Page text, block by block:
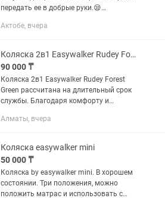
передать ее в добрые руки.😪
взмахом руки.очень легко
Актобе, вчера
Коляска 2в1 Easywalker Rudey Forest Green
90 000 ₸
Коляска 2в1 Easywalker Rudey Forest
Green рассчитана на длительный срок
службы. Благодаря комфорту и
прочную раму, и большим колесам с
Rudey...
Алматы, вчера
Коляска easywalker mini
50 000 ₸
Коляска by easywalker mini. В хорошем
состоянии. Три положения, можно
положить матрас и использовать с